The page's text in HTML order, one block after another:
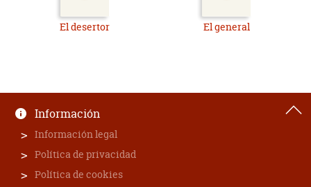
El desertor El general
Información
Información legal
Política de privacidad
Política de cookies